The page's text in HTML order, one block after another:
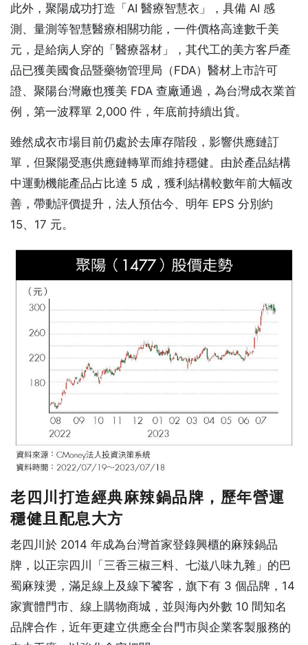
此外，聚陽成功打造「AI 醫療智慧衣」，具備 AI 感
測、量測等智慧醫療相關功能，一件價格高達數千美
元，是給病人穿的「醫療器材」，其代工的美方客戶產
品已獲美國食品暨藥物管理局（FDA）醫材上市許可
證、聚陽台灣廠也獲美 FDA 查廠通過，為台灣成衣業首
例，第一波釋單 2,000 件，年底前持續出貨。
雖然成衣市場目前仍處於去庫存階段，影響供應鏈訂
單，但聚陽受惠供應鏈轉單而維持穩健。由於產品結構
中運動機能產品占比達 5 成，獲利結構較數年前大幅改
善，帶動評價提升，法人預估今、明年 EPS 分別約
15、17 元。
老四川打造經典麻辣鍋品牌，歷年營運
穩健且配息大方
老四川於 2014 年成為台灣首家登錄興櫃的麻辣鍋品
牌，以正宗四川「三香三椒三料、七滋八味九雜」的巴
蜀麻辣燙，滿足線上及線下饕客，旗下有 3 個品牌，14
家實體門市、線上購物商城，並與海內外數 10 間知名
品牌合作，近年更建立供應全台門市與企業客製服務的